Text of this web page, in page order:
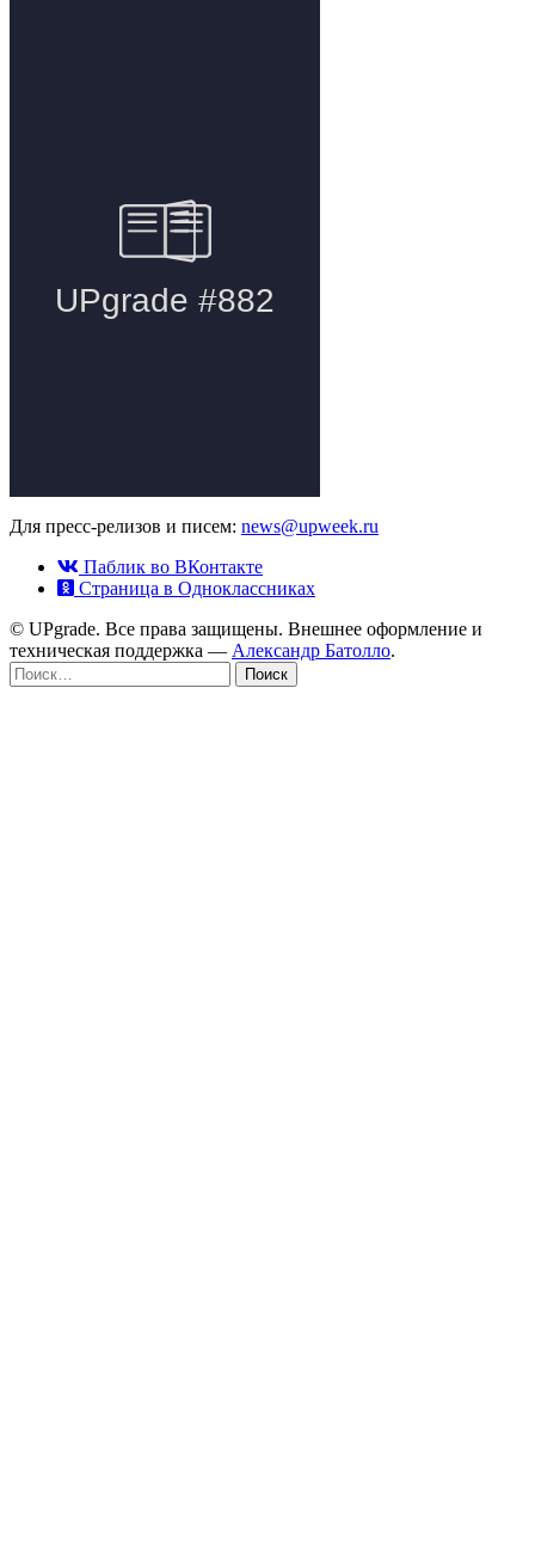
Для пресс-релизов и писем: news@upweek.ru
Паблик во ВКонтакте
Страница в Одноклассниках
© UPgrade. Все права защищены. Внешнее оформление и
техническая поддержка — Александр Батолло.
Найти: